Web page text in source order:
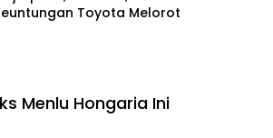
Toyota Melorot
Menlu Hongaria Ini